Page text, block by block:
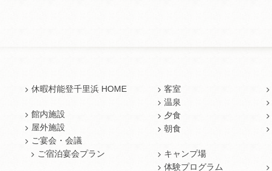
休暇村能登千里浜 HOME
館内施設
屋外施設
ご宴会・会議
ご宿泊宴会プラン
客室
温泉
夕食
朝食
キャンプ場
体験プログラム